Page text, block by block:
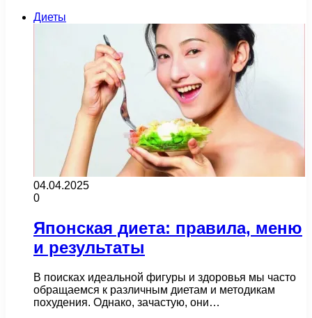
Диеты
04.04.2025
0
Японская диета: правила, меню
и результаты
В поисках идеальной фигуры и здоровья мы часто
обращаемся к различным диетам и методикам
похудения. Однако, зачастую, они…